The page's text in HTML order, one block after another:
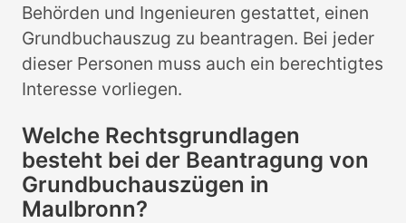
Behörden und Ingenieuren gestattet, einen
Grundbuchauszug zu beantragen. Bei jeder
dieser Personen muss auch ein berechtigtes
Interesse vorliegen.
Welche Rechtsgrundlagen
besteht bei der Beantragung von
Grundbuchauszügen in
Maulbronn?